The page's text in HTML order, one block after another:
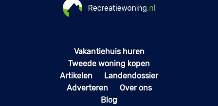
Vakantiehuis huren
Tweede woning kopen
Artikelen
Landendossier
Adverteren
Over ons
Blog